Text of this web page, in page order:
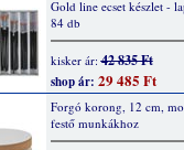
Gold line ecset készlet -
84 db
kisker ár:42 835 Ft
shop ár: 29 485 Ft
Forgó korong, 12 cm,
festő munkákhoz